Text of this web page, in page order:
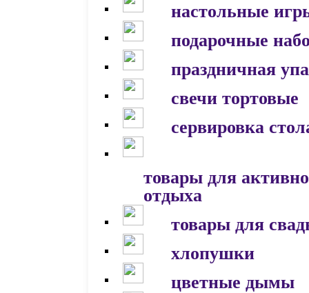
настольные
подарочные
праздничная
свечи тортовые
сервировка
товары для
отдыха
товары для
хлопушки
цветные дымы